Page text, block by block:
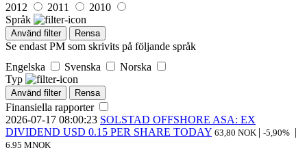
2012
2011
2010
Språk
Använd filter Rensa
Se endast PM som skrivits på följande språk
Engelska
Svenska
Norska
Typ
Använd filter Rensa
Finansiella rapporter
2026-07-17 08:00:23 SOLSTAD OFFSHORE ASA: EX
DIVIDEND USD 0.15 PER SHARE TODAY 63,80 NOK | -5,90% |
6,95 MNOK